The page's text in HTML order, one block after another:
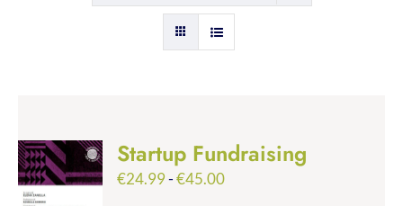
Startup Fundraising
€24.99-€45.00Fascia